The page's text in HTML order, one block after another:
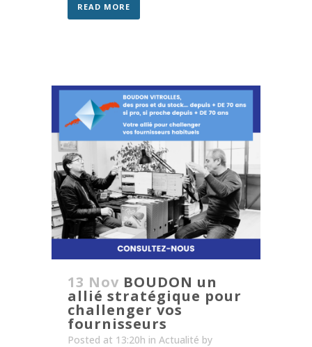
READ MORE
13 Nov BOUDON un
allié stratégique pour
challenger vos
fournisseurs
Posted at 13:20h in Actualité by